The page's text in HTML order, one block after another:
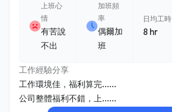
上班心
情
有苦說
不出
加班頻
率
偶爾加
班
日均工時
8 hr
工作經驗分享
工作環境佳，福利算完......
公司整體福利不錯，上......